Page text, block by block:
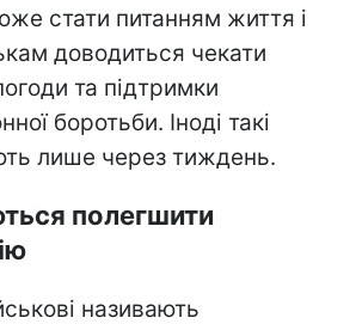
стати питанням життя і
доводиться чекати
та підтримки
боротьби. Іноді такі
лише через тиждень.
полегшити
називають